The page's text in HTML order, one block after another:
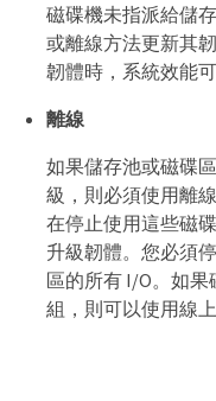
磁碟機未指派給儲
或離線方法更新其
韌體時，系統效能
離線
如果儲存池或磁碟
級，則必須使用離
在停止使用這些磁
升級韌體。您必須
區的所有 I/O。如
組，則可以使用線